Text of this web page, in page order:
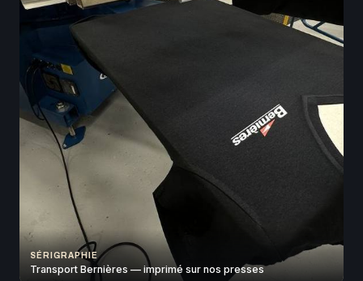
SÉRIGRAPHIE
Transport Bernières — imprimé sur nos presses